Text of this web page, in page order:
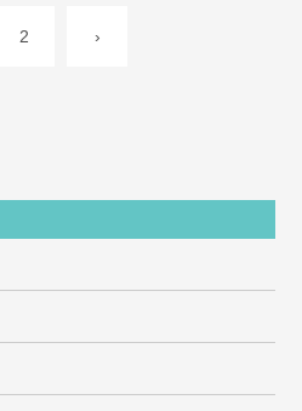
2 ›